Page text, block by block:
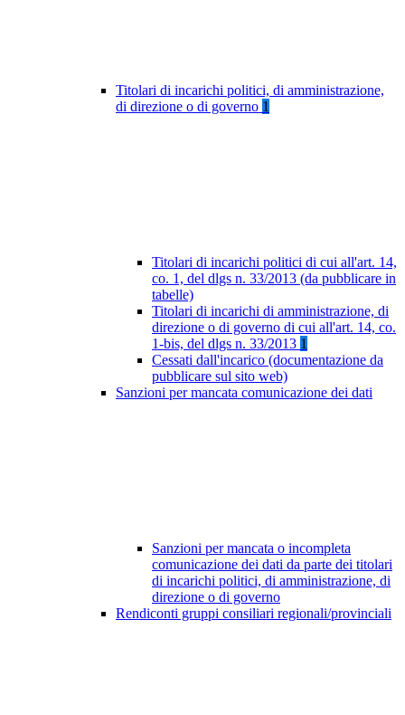
Titolari di incarichi politici, di amministrazione,
di direzione o di governo 1
Titolari di incarichi politici di cui all'art. 14,
co. 1, del dlgs n. 33/2013 (da pubblicare in
tabelle)
Titolari di incarichi di amministrazione, di
direzione o di governo di cui all'art. 14, co.
1-bis, del dlgs n. 33/2013 1
Cessati dall'incarico (documentazione da
pubblicare sul sito web)
Sanzioni per mancata comunicazione dei dati
Sanzioni per mancata o incompleta
comunicazione dei dati da parte dei titolari
di incarichi politici, di amministrazione, di
direzione o di governo
Rendiconti gruppi consiliari regionali/provinciali